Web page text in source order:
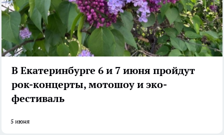
В Екатеринбурге 6 и 7 июня пройдут
рок-концерты, мотошоу и эко-
фестиваль
5 июня